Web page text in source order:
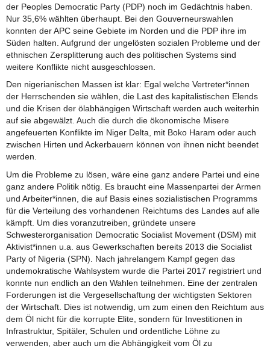
der Peoples Democratic Party (PDP) noch im Gedächtnis haben.
Nur 35,6% wählten überhaupt. Bei den Gouverneurswahlen
konnten der APC seine Gebiete im Norden und die PDP ihre im
Süden halten. Aufgrund der ungelösten sozialen Probleme und der
ethnischen Zersplitterung auch des politischen Systems sind
weitere Konflikte nicht ausgeschlossen.
Den nigerianischen Massen ist klar: Egal welche Vertreter*innen
der Herrschenden sie wählen, die Last des kapitalistischen Elends
und die Krisen der ölabhängigen Wirtschaft werden auch weiterhin
auf sie abgewälzt. Auch die durch die ökonomische Misere
angefeuerten Konflikte im Niger Delta, mit Boko Haram oder auch
zwischen Hirten und Ackerbauern können von ihnen nicht beendet
werden.
Um die Probleme zu lösen, wäre eine ganz andere Partei und eine
ganz andere Politik nötig. Es braucht eine Massenpartei der Armen
und Arbeiter*innen, die auf Basis eines sozialistischen Programms
für die Verteilung des vorhandenen Reichtums des Landes auf alle
kämpft. Um dies voranzutreiben, gründete unsere
Schwesterorganisation Democratic Socialist Movement (DSM) mit
Aktivist*innen u.a. aus Gewerkschaften bereits 2013 die Socialist
Party of Nigeria (SPN). Nach jahrelangem Kampf gegen das
undemokratische Wahlsystem wurde die Partei 2017 registriert und
konnte nun endlich an den Wahlen teilnehmen. Eine der zentralen
Forderungen ist die Vergesellschaftung der wichtigsten Sektoren
der Wirtschaft. Dies ist notwendig, um zum einen den Reichtum aus
dem Öl nicht für die korrupte Elite, sondern für Investitionen in
Infrastruktur, Spitäler, Schulen und ordentliche Löhne zu
verwenden, aber auch um die Abhängigkeit vom Öl zu